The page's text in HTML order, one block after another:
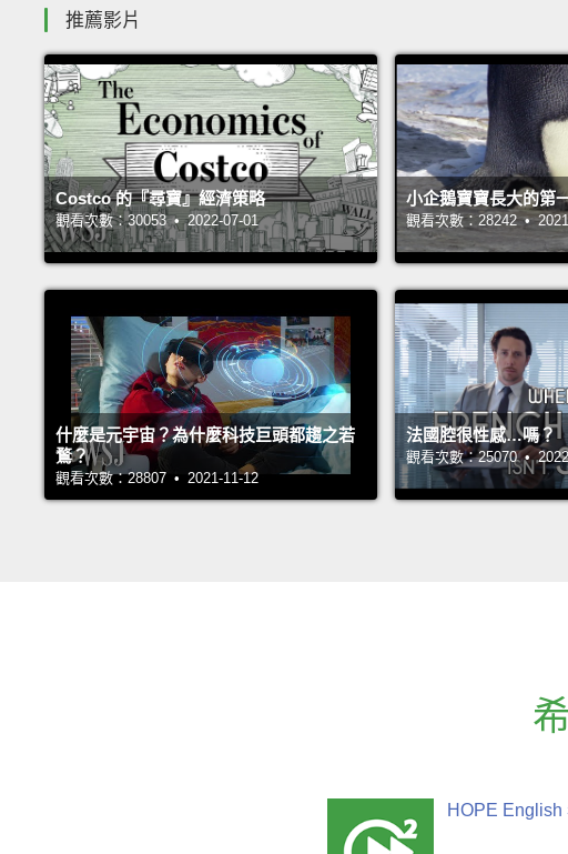
推薦影片
Costco 的『尋寶』經濟策略
觀看次數：30053 • 2022-07-01
小企鵝寶寶長大的第
觀看次數：28242 •
什麼是元宇宙？為什麼科技巨頭都趨之若
鶩？
觀看次數：28807 • 2021-11-12
法國腔很性感…嗎？
觀看次數：25070 •
HOPE English